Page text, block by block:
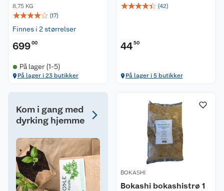
8,75 KG
☆☆☆☆☆ (17)
Finnes i 2 størrelser
69900
På lager (1-5)
På lager i 23 butikker
☆☆☆☆☆ (42)
4450
På lager i 5 butikker
Kom i gang med
dyrking hjemme
BOKASHI
Bokashi bokashistrø 1